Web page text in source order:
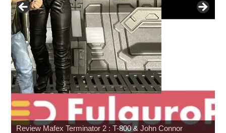
Review Mafex Terminator 2 : T-800 & John Connor